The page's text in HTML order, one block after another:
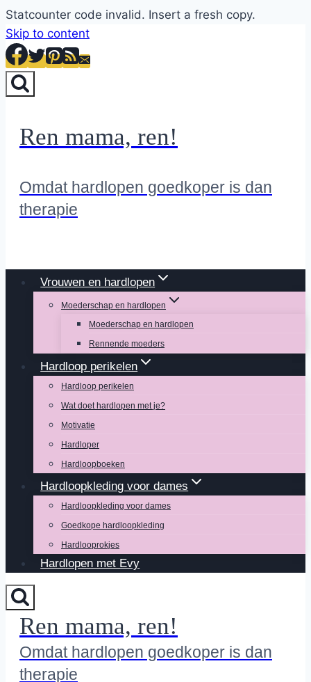
Statcounter code invalid. Insert a fresh copy.
Skip to content
Ren mama, ren!
Omdat hardlopen goedkoper is dan
therapie
Vrouwen en hardlopen
Moederschap en hardlopen
Moederschap en hardlopen
Rennende moeders
Hardloop perikelen
Hardloop perikelen
Wat doet hardlopen met je?
Motivatie
Hardloper
Hardloopboeken
Hardloopkleding voor dames
Hardloopkleding voor dames
Goedkope hardloopkleding
Hardlooprokjes
Hardlopen met Evy
Ren mama, ren!
Omdat hardlopen goedkoper is dan
therapie